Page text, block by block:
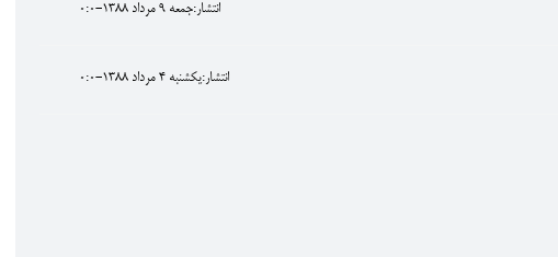
انتشار:جمعه 9 مرداد 1388-0:0
انتشار:يکشنبه 4 مرداد 1388-0:0